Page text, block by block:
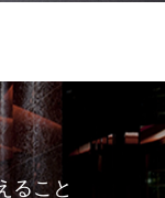
ること